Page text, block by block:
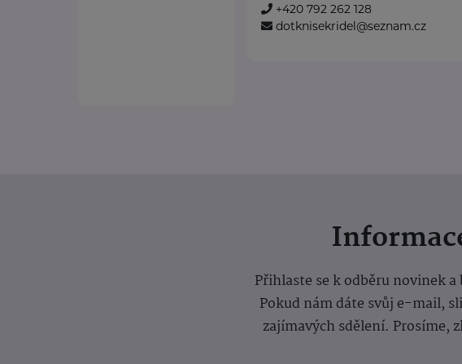
+420 792 262 128
dotknisekridel@seznam.cz
Přihlaste se k odběru novinek
Pokud nám dáte svůj e-mail,
zajímavých sdělení. Prosíme,